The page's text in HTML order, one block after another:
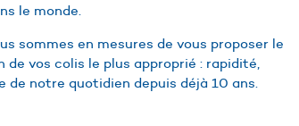
le monde.
sommes en mesures de vous proposer le
de vos colis le plus approprié : rapidité,
notre quotidien depuis déjà 10 ans.